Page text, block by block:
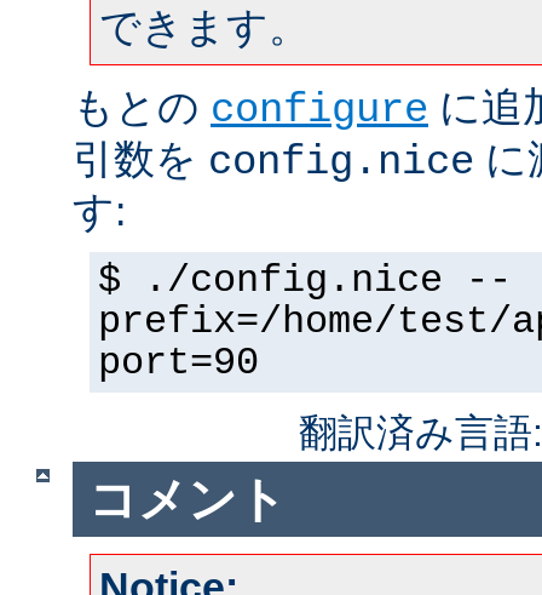
できます。
もとの configure に追
引数を config.nice に
す:
$ ./config.nice --
prefix=/home/test/
port=90
翻訳済み言
コメント